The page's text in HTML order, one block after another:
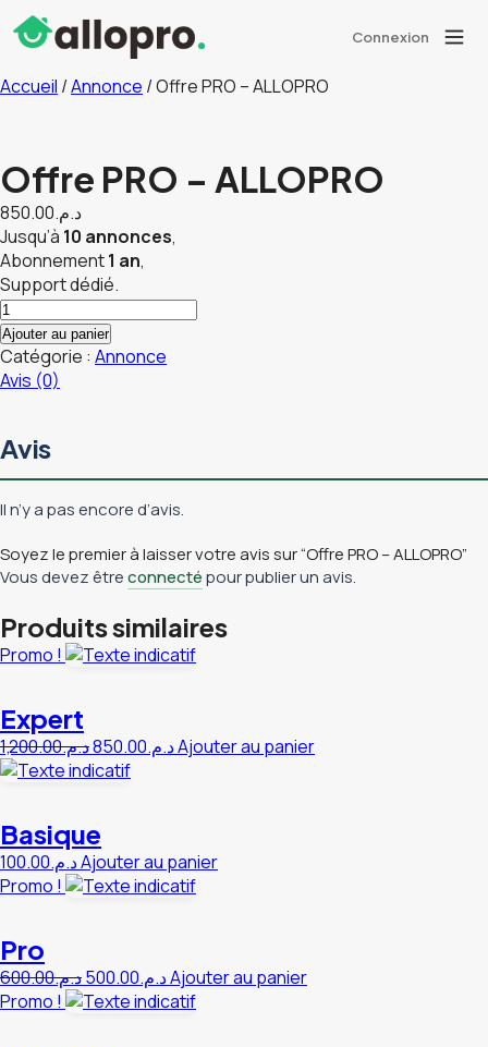
Connexion
Accueil /Annonce / Offre PRO – ALLOPRO
Offre PRO – ALLOPRO
د.م.850.00
Jusqu’à 10 annonces,
Abonnement1 an,
Support dédié.
quantité
de
Offre
PRO
Ajouter au panier
Catégorie : Annonce
Avis (0)
Avis
Il n’y a pas encore d’avis.
Soyez le premier à laisser votre avis sur “Offre PRO – ALLOPRO”
Vous devez êtreconnectépour publier un avis.
Produits similaires
Promo !
Expert
د.م.1,200.00
Le
prix
د.م.850.00
Le
Ajouter au panier
Basique
د.م.100.00
Ajouter au panier
Promo !
Pro
د.م.600.00
Le
prix
د.م.500.00
Le
prix
Ajouter au panier
Promo !